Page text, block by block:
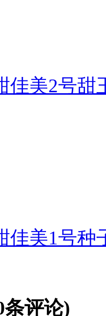
佳美2号
佳美1号种
条评论)